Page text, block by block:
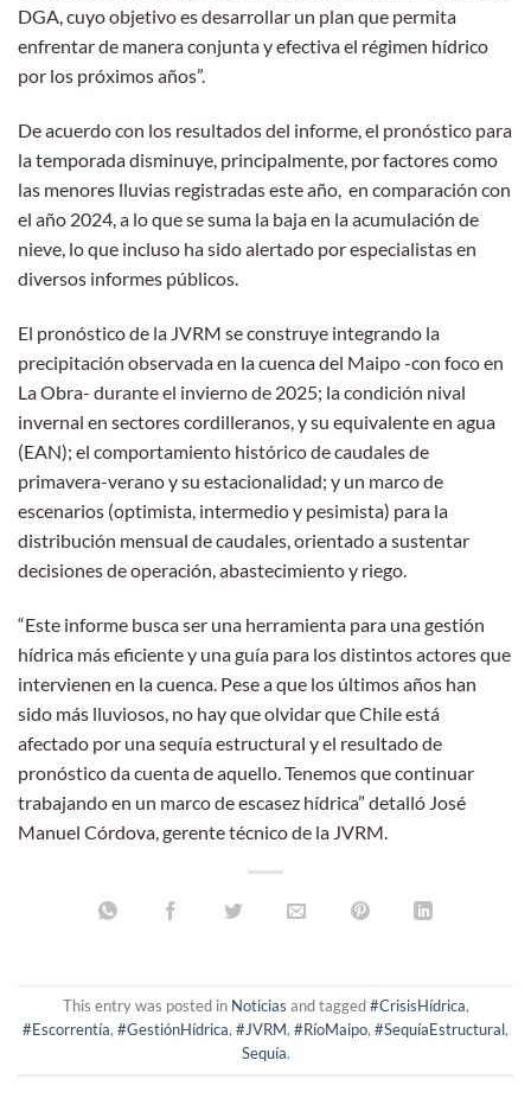
DGA, cuyo objetivo es desarrollar un plan que permita
enfrentar de manera conjunta y efectiva el régimen hídrico
por los próximos años”.
De acuerdo con los resultados del informe, el pronóstico para
la temporada disminuye, principalmente, por factores como
las menores lluvias registradas este año, en comparación con
el año 2024, a lo que se suma la baja en la acumulación de
nieve, lo que incluso ha sido alertado por especialistas en
diversos informes públicos.
El pronóstico de la JVRM se construye integrando la
precipitación observada en la cuenca del Maipo -con foco en
La Obra- durante el invierno de 2025; la condición nival
invernal en sectores cordilleranos, y su equivalente en agua
(EAN); el comportamiento histórico de caudales de
primavera-verano y su estacionalidad; y un marco de
escenarios (optimista, intermedio y pesimista) para la
distribución mensual de caudales, orientado a sustentar
decisiones de operación, abastecimiento y riego.
“Este informe busca ser una herramienta para una gestión
hídrica más eficiente y una guía para los distintos actores que
intervienen en la cuenca. Pese a que los últimos años han
sido más lluviosos, no hay que olvidar que Chile está
afectado por una sequía estructural y el resultado de
pronóstico da cuenta de aquello. Tenemos que continuar
trabajando en un marco de escasez hídrica” detalló José
Manuel Córdova, gerente técnico de la JVRM.
This entry was posted in Noticias and tagged#CrisisHídrica,
#Escorrentía, #GestiónHídrica, #JVRM, #RíoMaipo, #SequíaEstructural,
Sequía.